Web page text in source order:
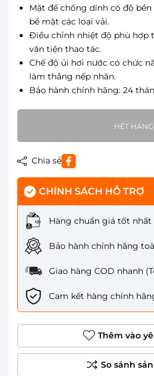
Mặt đế chống dính có độ
bề mặt các loại vải.
Điều chỉnh nhiệt độ phù hợp
vặn tiện thao tác.
Chế độ ủi hơi nước có chức
làm thẳng nếp nhăn.
Bảo hành chính hãng: 24
HẾT HÀNG
Chia sẻ
CHÍNH SÁCH HỖ TRỢ
Hàng chuẩn giá tốt nhất
Bảo hành chính hãng
Giao hàng COD nhanh
Cam kết hàng chính
Thêm vào